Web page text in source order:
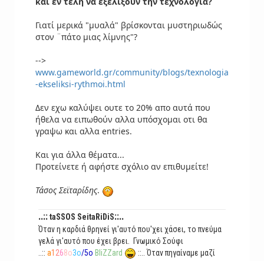
Γιατί μερικά "μυαλά" βρίσκονται μυστηριωδώς
στον ¨πάτο μιας λίμνης"?
-->
www.gameworld.gr/community/blogs/texnologia
-ekseliksi-rythmoi.html
Δεν εχω καλύψει ουτε το 20% απο αυτά που
ήθελα να ειπωθούν αλλα υπόσχομαι οτι θα
γραψω και αλλα entries.
Και για άλλα θέματα...
Προτείνετε ή αφήστε σχόλιο αν επιθυμείτε!
Τάσος Σεϊταρίδης.
..::taSSOS SeitaRiDiS::..
Όταν η καρδιά θρηνεί γι'αυτό που'χει χάσει, το πνεύμα
γελά γι'αυτό που έχει βρει. Γνωμικό Σούφι
..:: a1 268ο3ο/5ο ΒliZZard
::.. Όταν πηγαίναμε μαζί